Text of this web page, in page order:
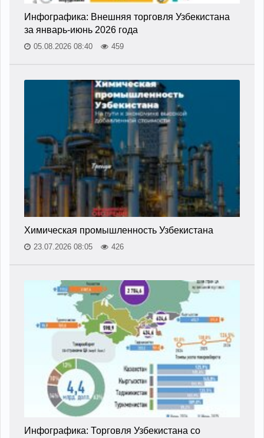
Инфографика: Внешняя торговля Узбекистана
за январь-июнь 2026 года
05.08.2026 08:40 459
Химическая промышленность Узбекистана
23.07.2026 08:05 426
Инфографика: Торговля Узбекистана со